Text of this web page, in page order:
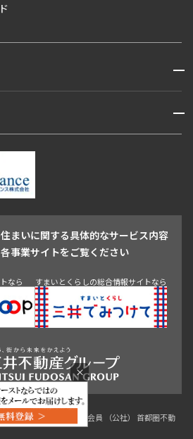
321-719
開閉
坂・飯田橋
どき・豊洲
場・早稲田
・学芸大学・自由が丘
・砧
池袋・板橋・王子
新宿 品川
目黒・中目黒
初台・幡ヶ谷・笹塚
開閉
北区
まいに関する具体的なサービス内容
事業サイトをご覧ください
なら すまいとくらしの総合情報サイトなら
×